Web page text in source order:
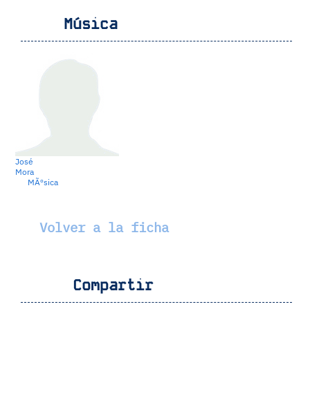
Música
José
Mora
MÃºsica
Volver a la ficha
Compartir